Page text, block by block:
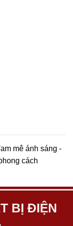
mê ánh sáng -
cách
BỊ ĐIỆN